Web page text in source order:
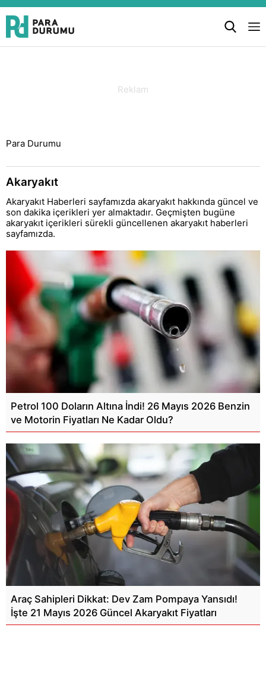
Para Durumu
Akaryakıt
Akaryakıt Haberleri sayfamızda akaryakıt hakkında güncel ve
son dakika içerikleri yer almaktadır. Geçmişten bugüne
akaryakıt içerikleri sürekli güncellenen akaryakıt haberleri
sayfamızda.
Petrol 100 Doların Altına İndi! 26 Mayıs 2026 Benzin
ve Motorin Fiyatları Ne Kadar Oldu?
Araç Sahipleri Dikkat: Dev Zam Pompaya Yansıdı!
İşte 21 Mayıs 2026 Güncel Akaryakıt Fiyatları